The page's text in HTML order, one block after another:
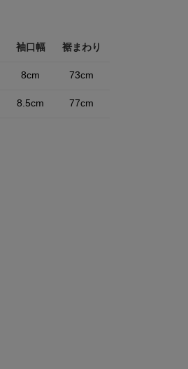
袖口幅 裾まわり
8cm 73cm
8.5cm 77cm